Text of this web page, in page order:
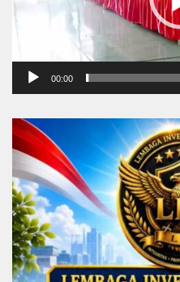
00:00